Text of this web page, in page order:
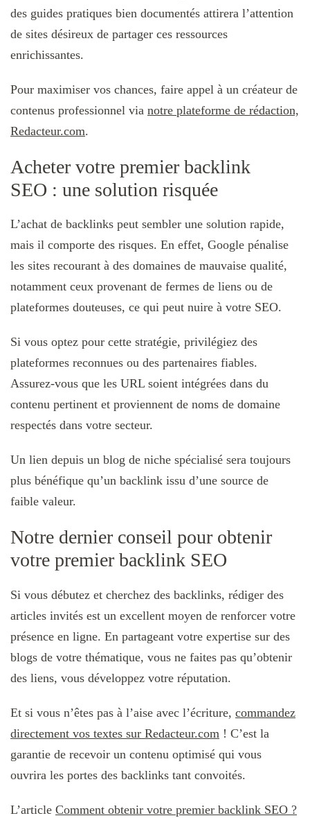
des guides pratiques bien documentés attirera l’attention
de sites désireux de partager ces ressources
enrichissantes.
Pour maximiser vos chances, faire appel à un créateur de
contenus professionnel via notre plateforme de rédaction,
Redacteur.com.
Acheter votre premier backlink
SEO : une solution risquée
L’achat de backlinks peut sembler une solution rapide,
mais il comporte des risques. En effet, Google pénalise
les sites recourant à des domaines de mauvaise qualité,
notamment ceux provenant de fermes de liens ou de
plateformes douteuses, ce qui peut nuire à votre SEO.
Si vous optez pour cette stratégie, privilégiez des
plateformes reconnues ou des partenaires fiables.
Assurez-vous que les URL soient intégrées dans du
contenu pertinent et proviennent de noms de domaine
respectés dans votre secteur.
Un lien depuis un blog de niche spécialisé sera toujours
plus bénéfique qu’un backlink issu d’une source de
faible valeur.
Notre dernier conseil pour obtenir
votre premier backlink SEO
Si vous débutez et cherchez des backlinks, rédiger des
articles invités est un excellent moyen de renforcer votre
présence en ligne. En partageant votre expertise sur des
blogs de votre thématique, vous ne faites pas qu’obtenir
des liens, vous développez votre réputation.
Et si vous n’êtes pas à l’aise avec l’écriture, commandez
directement vos textes sur Redacteur.com ! C’est la
garantie de recevoir un contenu optimisé qui vous
ouvrira les portes des backlinks tant convoités.
L’article Comment obtenir votre premier backlink SEO ?